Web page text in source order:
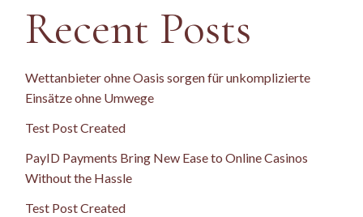
Recent Posts
Wettanbieter ohne Oasis sorgen für unkomplizierte
Einsätze ohne Umwege
Test Post Created
PayID Payments Bring New Ease to Online Casinos
Without the Hassle
Test Post Created